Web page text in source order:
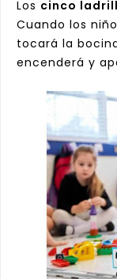
Los cinco
Cuando los
tocará la
encenderá y